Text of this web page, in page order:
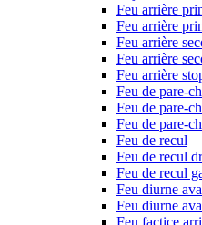
Feu arrière
Feu arrière
Feu arrière
Feu arrière
Feu arrière
Feu de pare-
Feu de pare-
Feu de pare-
Feu de recul
Feu de recul
Feu de recul
Feu diurne
Feu diurne
Feu factice